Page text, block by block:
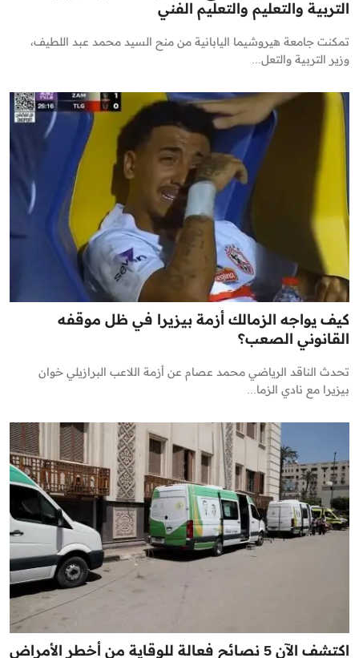
التربية والتعليم والتعليم الفني
تمكنت جامعة هيروشيما اليابانية من منح السيد محمد عبد اللطيف،
وزير التربية والتعل...
كيف يواجه الزمالك أزمة بيزيرا في ظل موقفه
القانوني الصعب؟
تحدث الناقد الرياضي محمد عصام عن أزمة اللاعب البرازيلي خوان
بيزيرا مع نادي الزما...
اكتشف الآن 5 نصائح فعالة للوقاية من أخطر الأمراض